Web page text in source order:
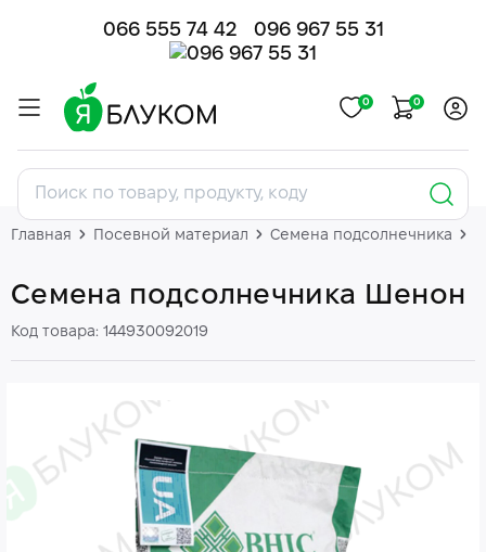
066 555 74 42 096 967 55 31
0 0
Главная Посевной материал Семена подсолнечника
Семена подсолнечника Шенон
Код товара: 144930092019